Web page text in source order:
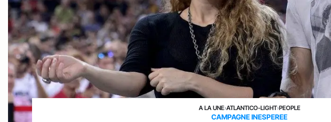
A LA UNE›ATLANTICO-LIGHT›PEOPLE
CAMPAGNE INESPEREE